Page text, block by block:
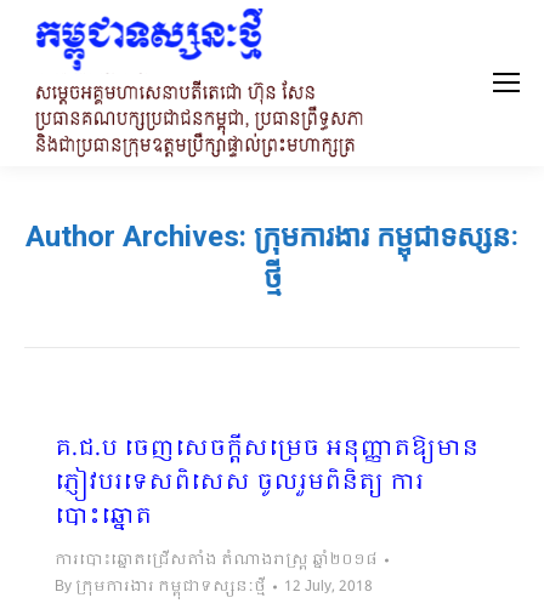
Author Archives: ក្រុមការងារ កម្ពុជាទស្សនៈ
ថ្មី
គ.ជ.ប ចេញសេចក្តីសម្រេច អនុញ្ញាតឱ្យមាន
ភ្ញៀវបរទេសពិសេស ចូលរួមពិនិត្យ ការ
បោះឆ្នោត
ការបោះឆ្នោតជ្រើសតាំង តំណាងរាស្ត្រ ឆ្នាំ២០១៨
By ក្រុមការងារ កម្ពុជាទស្សនៈថ្មី 12 July, 2018